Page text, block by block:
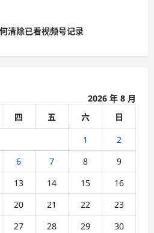
清除已看视频号记录
2026 年 8 月
四 五 六
日
1
2
6 7 8
9
13 14 15
16
20 21 22
23
27 28 29
30